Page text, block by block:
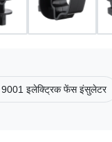
इलेक्ट्रिक फेंस इंसुलेटर